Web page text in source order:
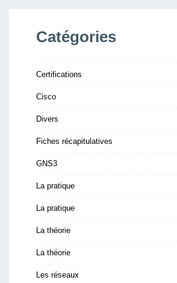
Catégories
Certifications
Cisco
Divers
Fiches récapitulatives
GNS3
La pratique
La pratique
La théorie
La théorie
Les réseaux